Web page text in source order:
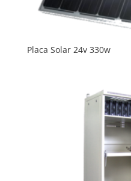
Placa Solar 24v 330w